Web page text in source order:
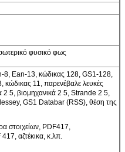
φυσικό φως
8, Ean-13, κώδικας 128, GS1-128,
κώδικας 11, παρενέβαλε λευκές
2 5, βιομηχανικά 2 5, Strande 2 5,
GS1 Databar (RSS), θέση της
στοιχείων, PDF417,
αζτέκικα, κ.λπ.